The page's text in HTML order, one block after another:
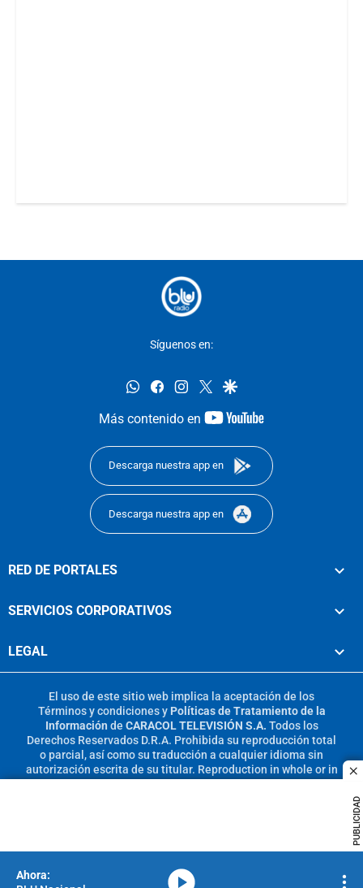
PUBLICIDAD
Síguenos en:
whatsappfacebookinstagram
twittergoogle
Más contenido en
youtube-
Descarga nuestra app en
Descarga nuestra app en
RED DE PORTALES
SERVICIOS CORPORATIVOS
LEGAL
El uso de este sitio web implica la aceptación de los
Términos y condicionesy Políticas de Tratamiento de la
Información de CARACOL TELEVISIÓN S.A. Todos los
Derechos Reservados D.R.A. Prohibida su reproducción total
o parcial, así como su traducción a cualquier idioma sin
autorización escrita de su titular. Reproduction in whole or in